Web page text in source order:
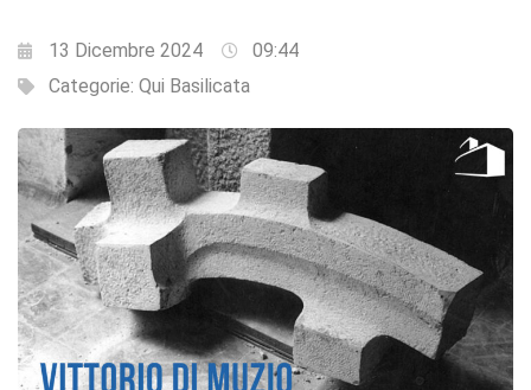
13 Dicembre 2024
09:44
Categorie: Qui Basilicata